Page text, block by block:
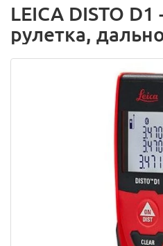
LEICA DISTO
рулетка,